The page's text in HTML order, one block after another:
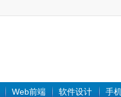
Web前端 软件设计 手